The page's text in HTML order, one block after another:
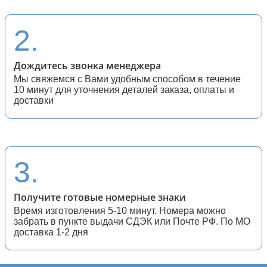
2.
Дождитесь звонка менеджера
Мы свяжемся с Вами удобным способом в течение
10 минут для уточнения деталей заказа, оплаты и
доставки
3.
Получите готовые номерные знаки
Время изготовления 5-10 минут. Номера можно
забрать в пункте выдачи СДЭК или Почте РФ. По МО
доставка 1-2 дня